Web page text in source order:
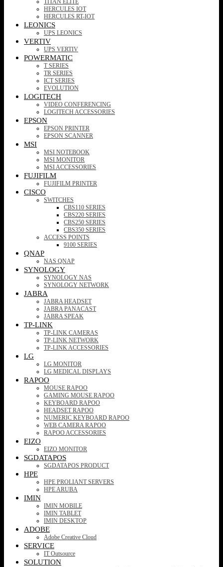
TITAN ELITE
HERCULES IOT
HERCULES RT-IOT
LEONICS
UPS LEONICS
VERTIV
UPS VERTIV
POWERMATIC
T SERIES
TR SERIES
ICT SERIES
EVOLUTION
LOGITECH
VIDEO CONFERENCING
LOGITECH ACCESSORIES
EPSON
EPSON PRINTER
EPSON SCANNER
MSI
MSI NOTEBOOK
MSI MONITOR
MSI ACCESSORIES
FUJIFILM
FUJIFILM PRINTER
CISCO
SWITCHES
CBS110 SERIES
CBS220 SERIES
CBS250 SERIES
CBS350 SERIES
ACCESS POINTS
9100 SERIES
QNAP
NAS QNAP
SYNOLOGY
SYNOLOGY NAS
SYNOLOGY NETWORK
JABRA
JABRA HEADSET
JABRA PANACAST
JABRA SPEAK
TP-LINK
TP-LINK CAMERAS
TP-LINK NETWORK
TP-LINK ACCESSORIES
LG
LG MONITOR
LG MEDICAL DISPLAYS
RAPOO
MOUSE RAPOO
GAMING MOUSE RAPOO
KEYBOARD RAPOO
HEADSET RAPOO
NUMERIC KEYBOARD RAPOO
WEB CAMERA RAPOO
RAPOO ACCESSORIES
EIZO
EIZO MONITOR
SGDATAPOS
SGDATAPOS PRODUCT
HPE
HPE PROLIANT SERVERS
HPE ARUBA
IMIN
IMIN MOBILE
IMIN TABLET
IMIN DESKTOP
ADOBE
Adobe Creative Cloud
SERVICE
IT Outsource
SOLUTION